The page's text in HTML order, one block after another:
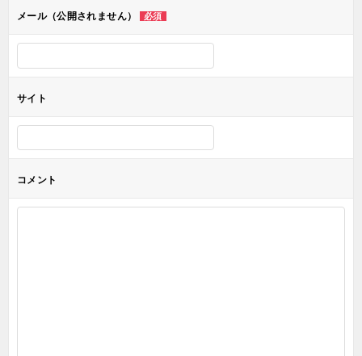
ン
メール（公開されません） 必須
サイト
コメント